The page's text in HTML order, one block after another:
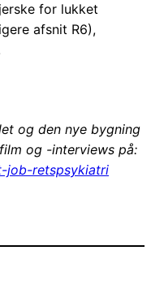
for lukket
afsnit R6),
og den nye bygning
og -interviews på:
job-retspsykiatri